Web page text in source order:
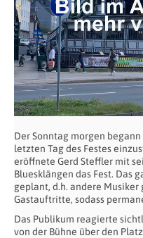
Der Sonntag morgen
letzten Tag des Festes
eröffnete Gerd Steffler mit
Bluesklängen das Fest. Das
geplant, d.h. andere
Gastauftritte, sodass
Das Publikum reagierte
von der Bühne über den